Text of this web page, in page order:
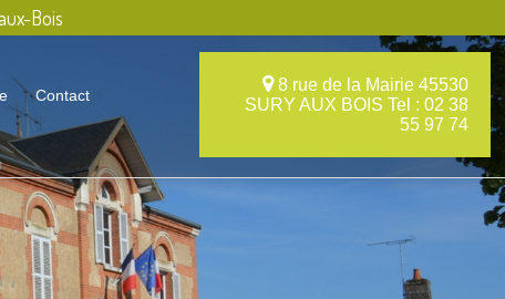
Bois
8 rue de la Mairie 45530
SURY AUX BOIS Tel : 02 38
55 97 74
Contact